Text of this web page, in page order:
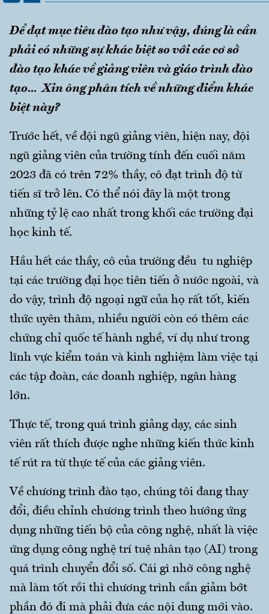
Để đạt mục tiêu đào tạo như vậy, đúng là cần
phải có những sự khác biệt so với các cơ sở
đào tạo khác về giảng viên và giáo trình đào
tạo… Xin ông phân tích về những điểm khác
biệt này?
Trước hết, về đội ngũ giảng viên, hiện nay, đội
ngũ giảng viên của trường tính đến cuối năm
2023 đã có trên 72% thầy, cô đạt trình độ từ
tiến sĩ trở lên. Có thể nói đây là một trong
những tỷ lệ cao nhất trong khối các trường đại
học kinh tế.
Hầu hết các thầy, cô của trường đều tu nghiệp
tại các trường đại học tiên tiến ở nước ngoài, và
do vậy, trình độ ngoại ngữ của họ rất tốt, kiến
thức uyên thâm, nhiều người còn có thêm các
chứng chỉ quốc tế hành nghề, ví dụ như trong
lĩnh vực kiểm toán và kinh nghiệm làm việc tại
các tập đoàn, các doanh nghiệp, ngân hàng
lớn.
Thực tế, trong quá trình giảng dạy, các sinh
viên rất thích được nghe những kiến thức kinh
tế rút ra từ thực tế của các giảng viên.
Về chương trình đào tạo, chúng tôi đang thay
đổi, điều chỉnh chương trình theo hướng ứng
dụng những tiến bộ của công nghệ, nhất là việc
ứng dụng công nghệ trí tuệ nhân tạo (AI) trong
quá trình chuyển đổi số. Cái gì nhờ công nghệ
mà làm tốt rồi thì chương trình cần giảm bớt
phần đó đi mà phải đưa các nội dung mới vào.